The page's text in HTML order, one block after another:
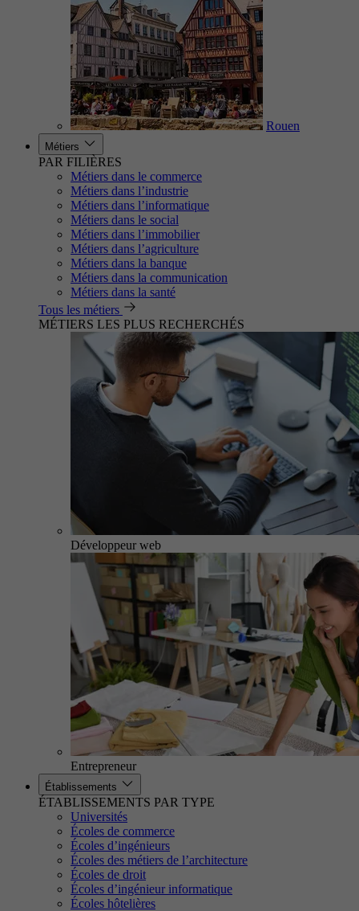
Rouen
Métiers
PAR FILIÈRES
Métiers dans le commerce
Métiers dans l’industrie
Métiers dans l’informatique
Métiers dans le social
Métiers dans l’immobilier
Métiers dans l’agriculture
Métiers dans la banque
Métiers dans la communication
Métiers dans la santé
Tous les métiers
MÉTIERS LES PLUS RECHERCHÉS
Développeur web
Entrepreneur
Établissements
ÉTABLISSEMENTS PAR TYPE
Universités
Écoles de commerce
Écoles d’ingénieurs
Écoles des métiers de l’architecture
Écoles de droit
Écoles d’ingénieur informatique
Écoles hôtelières